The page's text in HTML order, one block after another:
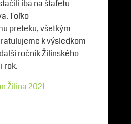
iba na štafetu
Toľko
preteku, všetkým
k výsledkom
ročník Žilinského
rok.
Žilina 2021